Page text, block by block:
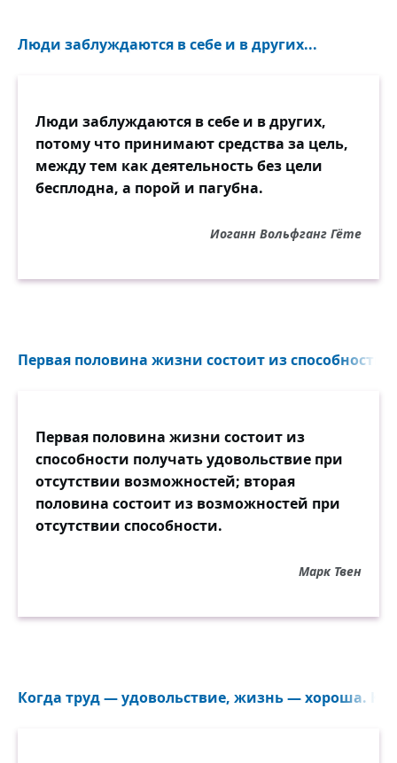
Люди заблуждаются в себе и в других...
Люди заблуждаются в себе и в других,
потому что принимают средства за цель,
между тем как деятельность без цели
бесплодна, а порой и пагубна.
Иоганн Вольфганг Гёте
Первая половина жизни состоит из способности
Первая половина жизни состоит из
способности получать удовольствие при
отсутствии возможностей; вторая
половина состоит из возможностей при
отсутствии способности.
Марк Твен
Когда труд — удовольствие, жизнь — хороша.